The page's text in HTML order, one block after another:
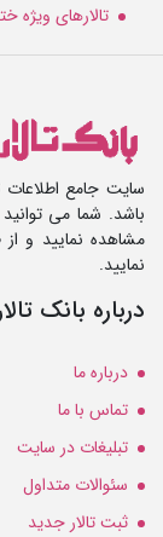
تالارهای ویژه
سایت جامع اطلاعات
باشد. شما می
مشاهده نمایید و
نمایید.
درباره بانک
درباره ما
تماس با ما
تبلیغات در سایت
سئوالات متداول
ثبت تالار جدید